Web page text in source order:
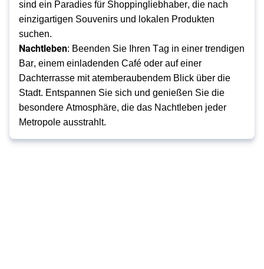
sind ein Paradies für Shoppingliebhaber, die nach
einzigartigen Souvenirs und lokalen Produkten
suchen.
Nachtleben: Beenden Sie Ihren Tag in einer trendigen
Bar, einem einladenden Café oder auf einer
Dachterrasse mit atemberaubendem Blick über die
Stadt. Entspannen Sie sich und genießen Sie die
besondere Atmosphäre, die das Nachtleben jeder
Metropole ausstrahlt.